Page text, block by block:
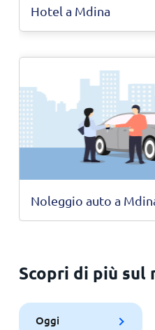
Hotel a Mdina
Noleggio auto a
Scopri di più sul
Oggi